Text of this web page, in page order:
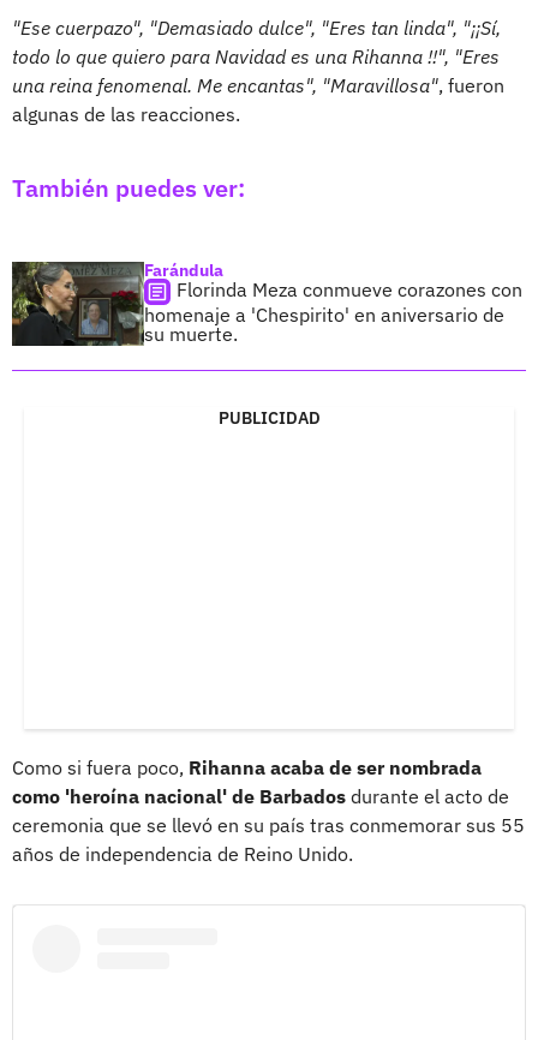
"Ese cuerpazo", "Demasiado dulce", "Eres tan linda", "¡¡Sí,
todo lo que quiero para Navidad es una Rihanna !!", "Eres
una reina fenomenal. Me encantas", "Maravillosa", fueron
algunas de las reacciones.
También puedes ver:
Farándula
Florinda Meza conmueve corazones con
homenaje a 'Chespirito' en aniversario de
su muerte.
PUBLICIDAD
Como si fuera poco, Rihanna acaba de ser nombrada
como 'heroína nacional' de Barbados durante el acto de
ceremonia que se llevó en su país tras conmemorar sus 55
años de independencia de Reino Unido.